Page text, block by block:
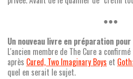
●●●
Un nouveau livre en préparation
L'ancien membre de The Cure a
après Cured, Two Imaginary Boys et
quel en serait le sujet.